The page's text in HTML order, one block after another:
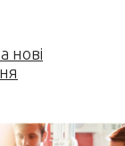
нові